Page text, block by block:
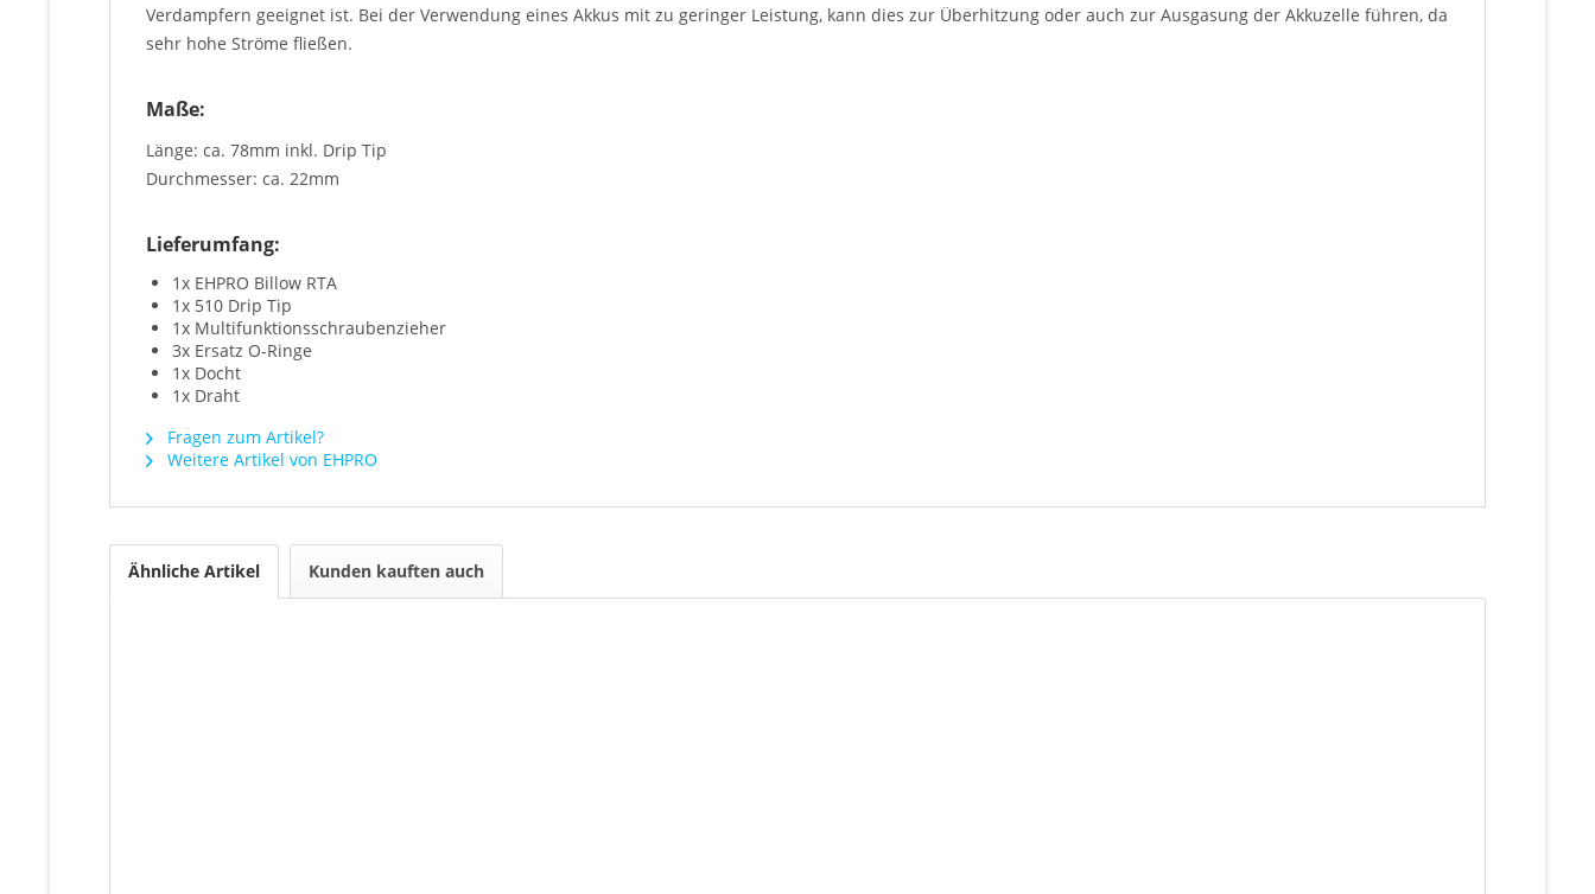
Verdampfern geeignet ist. Bei der Verwendung eines Akkus mit zu geringer Leistung, kann dies zur Überhitzung oder auch zur Ausgasung der Akkuzelle führen, da
sehr hohe Ströme fließen.
Maße:
Länge: ca. 78mm inkl. Drip Tip
Durchmesser: ca. 22mm
Lieferumfang:
1x EHPRO Billow RTA
1x 510 Drip Tip
1x Multifunktionsschraubenzieher
3x Ersatz O-Ringe
1x Docht
1x Draht
Fragen zum Artikel?
Weitere Artikel von EHPRO
Ähnliche Artikel Kunden kauften auch